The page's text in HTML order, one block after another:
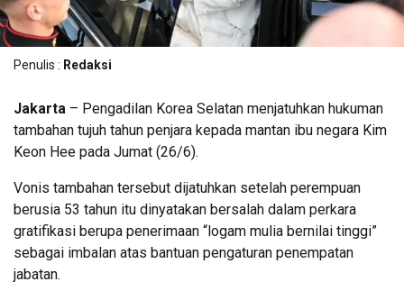
Penulis : Redaksi
Jakarta – Pengadilan Korea Selatan menjatuhkan hukuman
tambahan tujuh tahun penjara kepada mantan ibu negara Kim
Keon Hee pada Jumat (26/6).
Vonis tambahan tersebut dijatuhkan setelah perempuan
berusia 53 tahun itu dinyatakan bersalah dalam perkara
gratifikasi berupa penerimaan “logam mulia bernilai tinggi”
sebagai imbalan atas bantuan pengaturan penempatan
jabatan.